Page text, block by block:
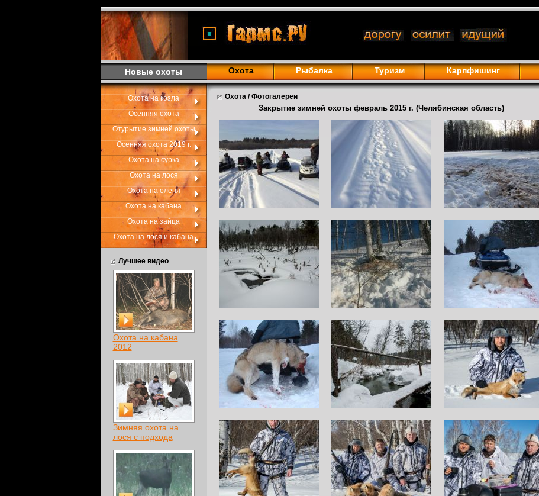
Новые охоты Охота Рыбалка Туризм Карпфишинг
Охота на козла
Осенняя охота
Отурытие зимней охоты
Осенняя охота 2019 г.
Охота на сурка
Охота на лося
Охота на оленя
Охота на кабана
Охота на зайца
Охота на лося и кабана
Лучшее видео
Охота на кабана
2012
Зимняя охота на
лося с подхода
Охота / Фотогалереи
Закрытие зимней охоты февраль 2015 г. (Челябинская область)